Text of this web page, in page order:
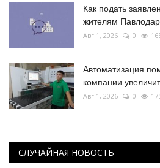
Как подать
жителям
Авг 1, 2026 0
Автоматизация
компании
Авг 1, 2026 0
СЛУЧАЙНАЯ НОВОСТЬ